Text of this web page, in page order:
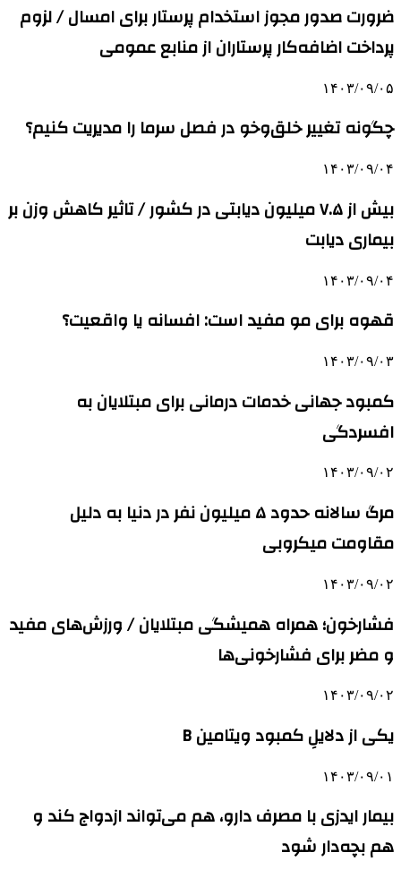
ضرورت صدور مجوز استخدام پرستار برای امسال / لزوم
پرداخت اضافه‌کار پرستاران از منابع عمومی
۱۴۰۳/۰۹/۰۵
چگونه تغییر خلق‌وخو در فصل سرما را مدیریت کنیم؟
۱۴۰۳/۰۹/۰۴
بیش از ۷.۵ میلیون دیابتی در کشور / تاثیر کاهش وزن بر
بیماری دیابت
۱۴۰۳/۰۹/۰۴
قهوه برای مو مفید است: افسانه یا واقعیت؟
۱۴۰۳/۰۹/۰۳
کمبود جهانی خدمات درمانی برای مبتلایان به
افسردگی
۱۴۰۳/۰۹/۰۲
مرگ سالانه حدود ۵ میلیون نفر در دنیا به دلیل
مقاومت میکروبی
۱۴۰۳/۰۹/۰۲
فشارخون؛ همراه همیشگی مبتلایان / ورزش‌های مفید
و مضر برای فشارخونی‌ها
۱۴۰۳/۰۹/۰۲
یکی از دلایلِ کمبود ویتامین B
۱۴۰۳/۰۹/۰۱
بیمار ایدزی با مصرف دارو، هم می‌تواند ازدواج کند و
هم بچه‌دار شود